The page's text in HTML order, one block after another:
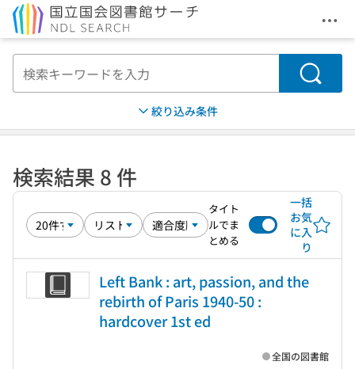
メ
検索
絞り込み条件
検索結果 8 件
タイト
ルでま
とめる
一括
お気
に入
り
Left Bank : art, passion, and the
rebirth of Paris 1940-50 :
hardcover 1st ed
全国の図書館